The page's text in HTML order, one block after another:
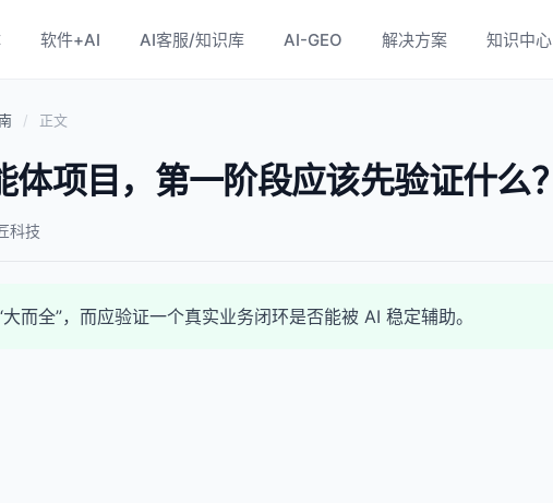
软件+AI AI客服/知识库 AI-GEO 解决方案 知识中心
/ 正文
体项目，第一阶段应该先验证什么？
科技
而全”，而应验证一个真实业务闭环是否能被 AI 稳定辅助。